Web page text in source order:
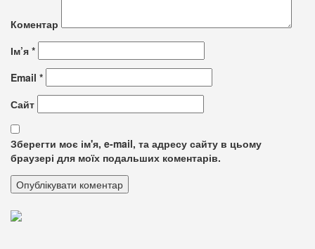
Коментар
Ім’я *
Email *
Сайт
Зберегти моє ім'я, e-mail, та адресу сайту в цьому
браузері для моїх подальших коментарів.